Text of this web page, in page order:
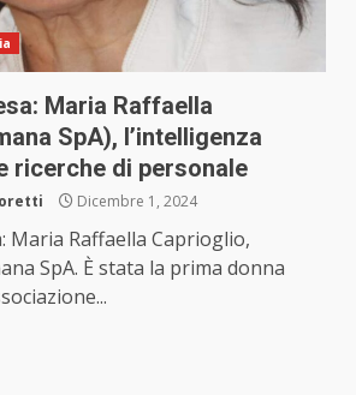
Maria Raffaella
SpA), l’intelligenza
ricerche di personale
Dicembre 1, 2024
Maria Raffaella Caprioglio,
SpA. È stata la prima donna